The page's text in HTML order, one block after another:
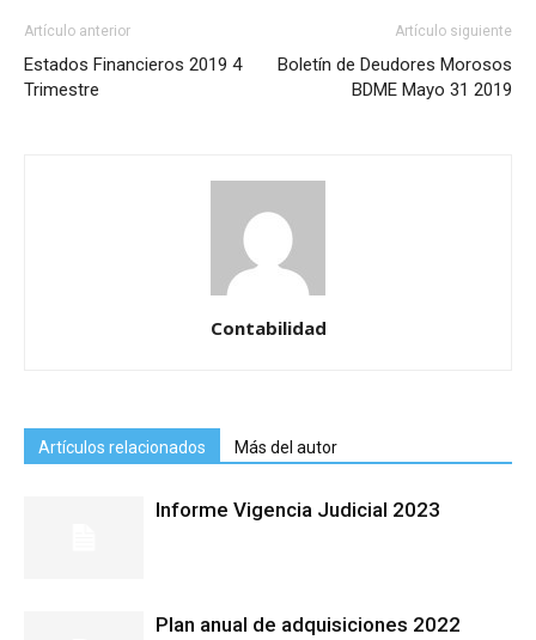
Artículo anterior
Estados Financieros 2019 4
Trimestre
Artículo siguiente
Boletín de Deudores Morosos
BDME Mayo 31 2019
Contabilidad
Artículos relacionados Más del autor
Informe Vigencia Judicial 2023
Plan anual de adquisiciones 2022